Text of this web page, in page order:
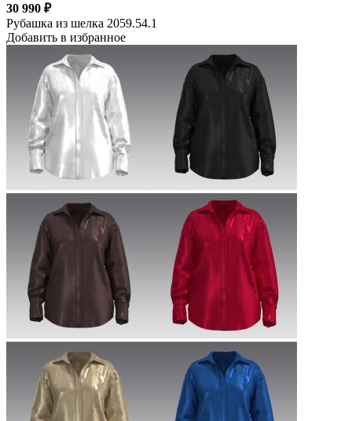
30 990 ₽
Рубашка из шелка 2059.54.1
Добавить в избранное